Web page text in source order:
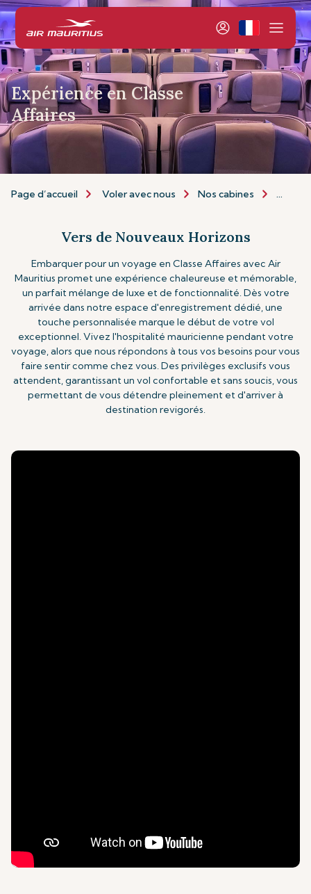
Expérience en Classe
Affaires
Page d’accueil Voler avec nous Nos cabines Classe
Vers de Nouveaux Horizons
Embarquer pour un voyage en Classe Affaires avec Air
Mauritius promet une expérience chaleureuse et mémorable,
un parfait mélange de luxe et de fonctionnalité. Dès votre
arrivée dans notre espace d'enregistrement dédié, une
touche personnalisée marque le début de votre vol
exceptionnel. Vivez l'hospitalité mauricienne pendant votre
voyage, alors que nous répondons à tous vos besoins pour vous
faire sentir comme chez vous. Des privilèges exclusifs vous
attendent, garantissant un vol confortable et sans soucis, vous
permettant de vous détendre pleinement et d'arriver à
destination revigorés.